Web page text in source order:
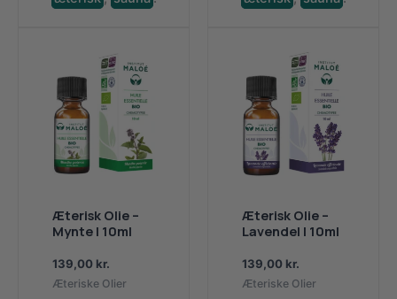
Æterisk Olie –
Mynte | 10ml
139,00 kr.
Æteriske Olier
Æterisk Olie –
Lavendel | 10ml
139,00 kr.
Æteriske Olier